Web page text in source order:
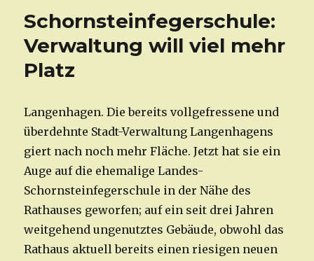
Schornsteinfegerschule:
Verwaltung will viel mehr
Platz
Langenhagen. Die bereits vollgefressene und
überdehnte Stadt-Verwaltung Langenhagens
giert nach noch mehr Fläche. Jetzt hat sie ein
Auge auf die ehemalige Landes-
Schornsteinfegerschule in der Nähe des
Rathauses geworfen; auf ein seit drei Jahren
weitgehend ungenutztes Gebäude, obwohl das
Rathaus aktuell bereits einen riesigen neuen